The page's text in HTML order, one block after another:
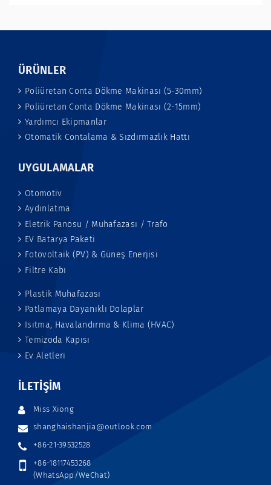
ÜRÜNLER
Poliüretan Conta Dökme Makinası (5-30mm)
Poliüretan Conta Dökme Makinası (2-15mm)
Yardımcı Ekipmanlar
Otomatik Contalama & Sızdırmazlık Hattı
UYGULAMALAR
Otomotiv
Aydınlatma
Eletrik Panosu / Muhafazası / Trafo
EV Batarya Paketi
Fotovoltaik (PV) & Güneş Enerjisi
Filtre Kabı
Plastik Muhafazası
Patlamaya Dayanıklı Dolaplar
Isıtma, Havalandırma & Klima (HVAC)
Temizoda Kapısı
Ev Aletleri
İLETIŞIM
Miss Xiong
shanghaishanjia@outlook.com
+86-21-39532528
+86-18117453268
(WhatsApp/WeChat)